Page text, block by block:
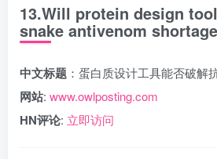
13.Will protein design
snake antivenom
中文标题 ：蛋白质设计工具能否破解
网站: www.owlposting.com
HN评论: 立即访问